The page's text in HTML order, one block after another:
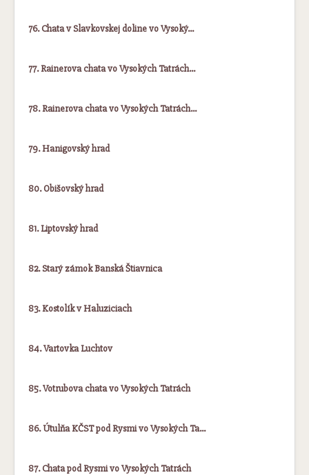
76. Chata v Slavkovskej doline vo Vysoký…
77. Rainerova chata vo Vysokých Tatrách…
78. Rainerova chata vo Vysokých Tatrách…
79. Hanigovský hrad
80. Obišovský hrad
81. Liptovský hrad
82. Starý zámok Banská Štiavnica
83. Kostolík v Haluziciach
84. Vartovka Luchtov
85. Votrubova chata vo Vysokých Tatrách
86. Útulňa KČST pod Rysmi vo Vysokých Ta…
87. Chata pod Rysmi vo Vysokých Tatrách